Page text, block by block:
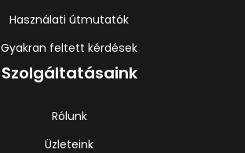
Használati útmutatók
Gyakran feltett kérdések
Szolgáltatásaink
Rólunk
Üzleteink